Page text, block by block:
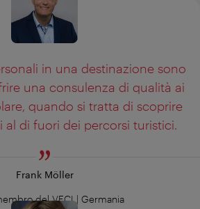
in una destinazione sono
una consulenza di qualità ai
quando si tratta di scoprire
al di fuori dei percorsi turistici.
Frank Möller
del VECI | Germania